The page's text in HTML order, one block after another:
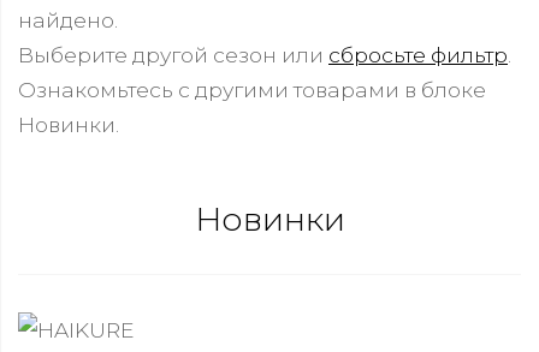
найдено.
Выберите другой сезон или сбросьте фильтр
Ознакомьтесь с другими товарами в блоке
Новинки.
Новинки